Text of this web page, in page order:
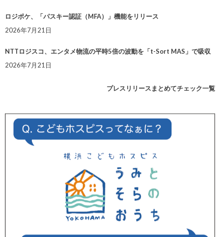
ロジポケ、「パスキー認証（MFA）」機能をリリース
2026年7月21日
NTTロジスコ、エンタメ物流の平時5倍の波動を「t-Sort MAS」で吸収
2026年7月21日
プレスリリースまとめてチェック一覧